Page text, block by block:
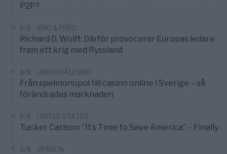
P2P?
8/8 KRIG & FRED
Richard D. Wolff: Därför provocerar Europas ledare
fram ett krig med Ryssland
8/8 UNDERHÅLLNING
Från spelmonopol till casino online i Sverige – så
förändrades marknaden
6/8 UNITED STATES
Tucker Carlson: ”It’s Time to Save America” – Finally
5/8 OPINION